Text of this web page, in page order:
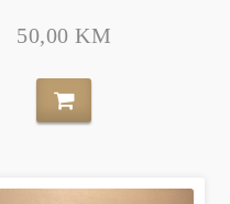
50,00 KM